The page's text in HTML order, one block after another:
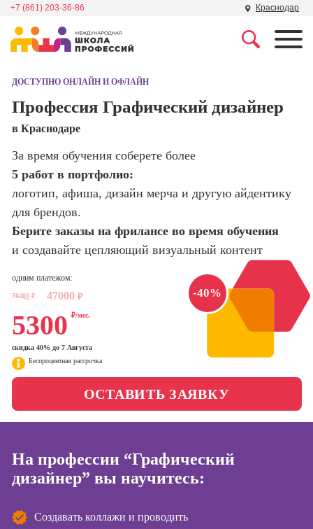
+7 (861) 203-36-86 Краснодар
Школа дизайна
программирования
Школа психологии
Школа актерского
мастерства
Школа бизнеса и
управления
Фотошкола
Школа медиа
Специалист по
поисковой
Профессия
маркетолог
Профессия
Менеджер по
маркетингу в
социальных
сетях (SMM-
менеджер)
Специалист по
Курсы
ДОСТУПНО ОНЛАЙН И ОФЛАЙН
Профессия Графический дизайнер
в Краснодаре
За время обучения соберете более
5 работ в портфолио:
логотип, афиша, дизайн мерча и другую айдентику
для брендов.
Берите заказы на фрилансе во время обучения
и создавайте цепляющий визуальный контент
-40%
одним платежом:
78400 ₽ 47000 ₽
5300 ₽/мес.
скидка 40% до 7 Августа
Беспроцентная рассрочка
ОСТАВИТЬ ЗАЯВКУ
На профессии “Графический
дизайнер” вы научитесь:
Создавать коллажи и проводить